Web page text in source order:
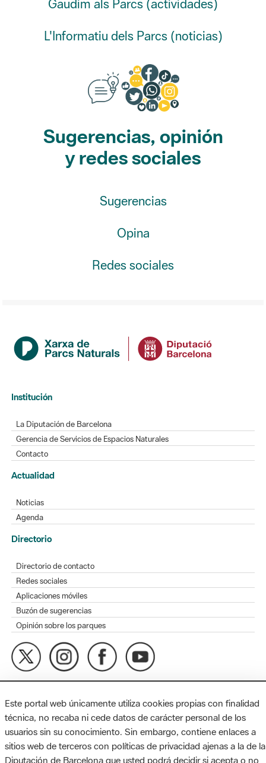
Sugerencias, opinión
y redes sociales
Sugerencias
Institución
Gerencia de Servicios de Espacios Naturales
Actualidad
Noticias
Agenda
Directorio de contacto
Redes sociales
Buzón de sugerencias
Opinión sobre los parques
MAPA WEB AVISO LEGAL ACCESIBILIDAD
Diputación de Barcelona. Edifici Llacuna, 1a planta. Badajoz, 49.
08005 Barcelona. Tel. 934 022 428 / xarxaparcs@diba.cat
Este portal web únicamente utiliza cookies propias con finalidad
técnica, no recaba ni cede datos de carácter personal de los
usuarios sin su conocimiento. Sin embargo, contiene enlaces a
sitios web de terceros con políticas de privacidad ajenas a la de la
Diputación de Barcelona que usted podrá decidir si acepta o no